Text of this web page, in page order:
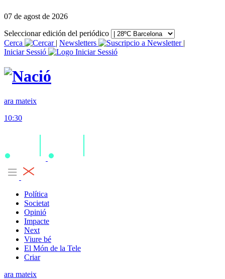
07 de agost de 2026
Seleccionar edición del periódico
Cerca
| Newsletters
|
Iniciar Sessió
ara mateix
10:30
Política
Societat
Opinió
Impacte
Next
Viure bé
El Món de la Tele
Criar
ara mateix